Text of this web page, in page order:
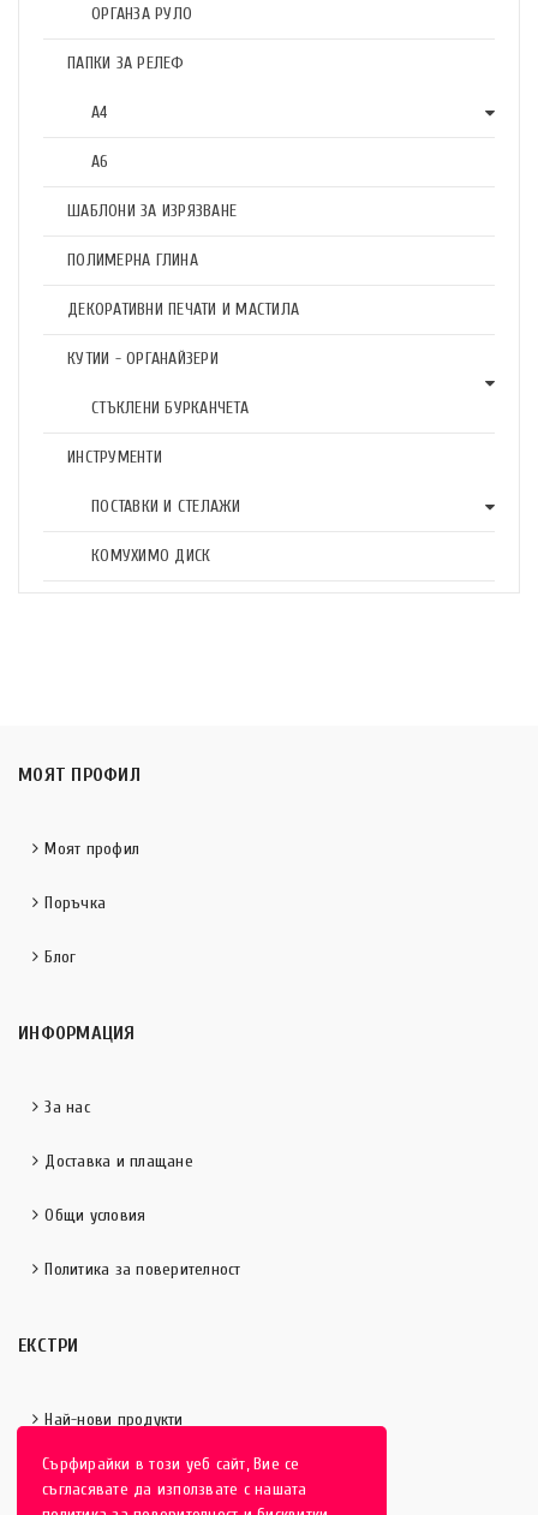
Сърфирайки в този уеб сайт, Вие се
съгласявате да използвате с нашата
ОРГАНЗА РУЛО
ПАПКИ ЗА РЕЛЕФ
А4
А6
ШАБЛОНИ ЗА ИЗРЯЗВАНЕ
ПОЛИМЕРНА ГЛИНА
ДЕКОРАТИВНИ ПЕЧАТИ И МАСТИЛА
КУТИИ - ОРГАНАЙЗЕРИ
СТЪКЛЕНИ БУРКАНЧЕТА
ИНСТРУМЕНТИ
ПОСТАВКИ И СТЕЛАЖИ
КОМУХИМО ДИСК
МОЯТ ПРОФИЛ
Моят профил
Поръчка
Блог
ИНФОРМАЦИЯ
За нас
Доставка и плащане
Общи условия
Политика за поверителност
ЕКСТРИ
Най-нови продукти
Отличени продукти